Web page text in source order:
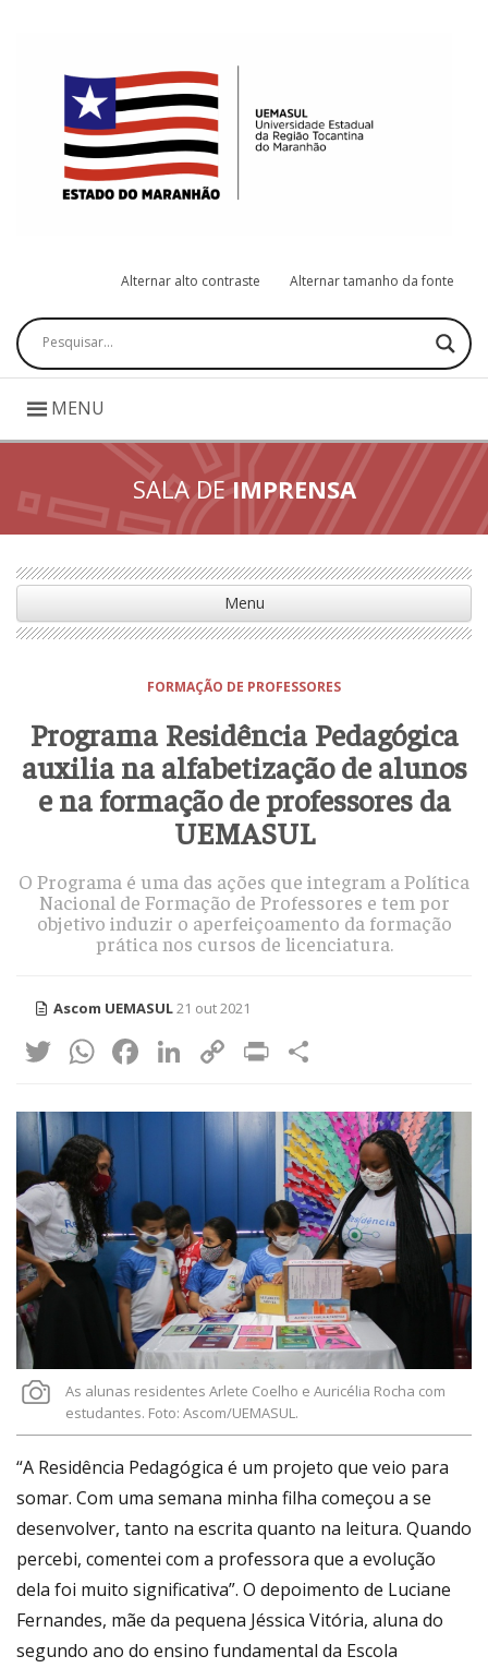
Alternar alto contraste Alternar tamanho da fonte
Pesquisar
MENU
SALA DEIMPRENSA
Menu
FORMAÇÃO DE PROFESSORES
Programa Residência Pedagógica
auxilia na alfabetização de alunos
e na formação de professores da
UEMASUL
O Programa é uma das ações que integram a Política
Nacional de Formação de Professores e tem por
objetivo induzir o aperfeiçoamento da formação
prática nos cursos de licenciatura.
Ascom UEMASUL 21 out 2021
Twitter
WhatsApp
Facebook
LinkedIn
CopyPrint
As alunas residentes Arlete Coelho e Auricélia Rocha com
estudantes. Foto: Ascom/UEMASUL.
“A Residência Pedagógica é um projeto que veio para
somar. Com uma semana minha filha começou a se
desenvolver, tanto na escrita quanto na leitura. Quando
percebi, comentei com a professora que a evolução
dela foi muito significativa”. O depoimento de Luciane
Fernandes, mãe da pequena Jéssica Vitória, aluna do
segundo ano do ensino fundamental da Escola